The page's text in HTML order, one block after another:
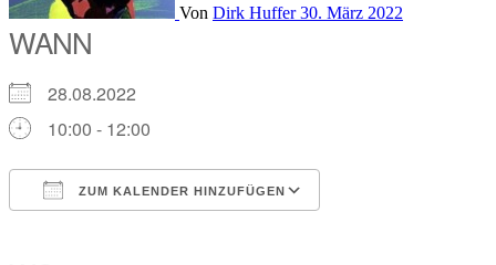
Von Dirk Huffer30. März 2022
WANN
28.08.2022
10:00 - 12:00
ZUM KALENDER HINZUFÜGEN